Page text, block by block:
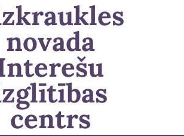
novada
centrs